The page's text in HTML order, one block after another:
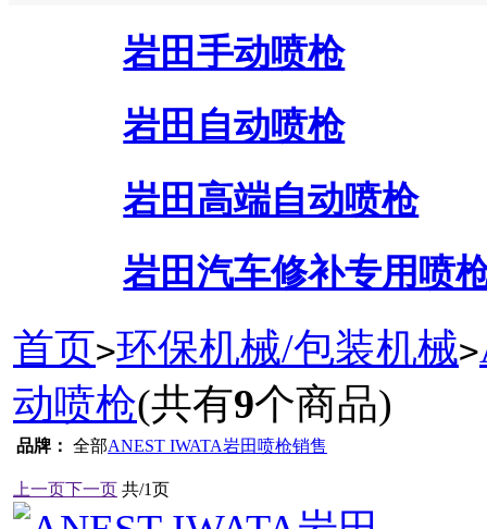
岩田手动喷枪
岩田自动喷枪
岩田高端自动喷枪
岩田汽车修补专用喷
首页>环保机械/包装机械>
动喷枪(共有9个商品)
品牌： 全部ANEST IWATA岩田喷枪销售
上一页下一页 共/1页